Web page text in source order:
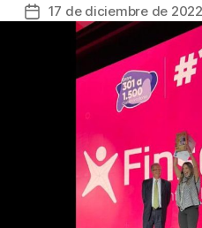
c
e
b
o
k
Fecha17 de diciembre de 2022